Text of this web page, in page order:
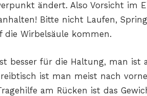
ändert. Also Vorsicht im
Bitte nicht Laufen,
die Wirbelsäule kommen.
besser für die Haltung, man ist
ist man meist nach
am Rücken ist das